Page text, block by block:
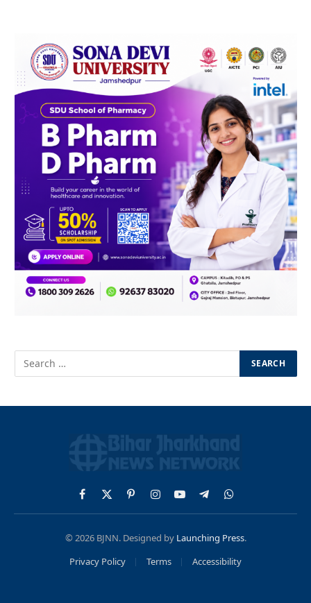
Facebook
X
(Twitter)
PinterestInstagram
YouTubeTelegramWhatsApp
© 2026 BJNN. Designed by Launching Press.
Privacy Policy
Terms Accessibility